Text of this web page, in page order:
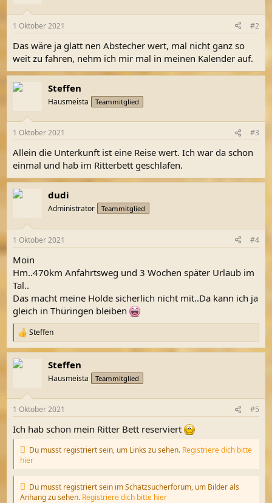
e
:
1 Oktober 2021 #2
Das wäre ja glatt nen Abstecher wert, mal nicht ganz so
weit zu fahren, nehm ich mir mal in meinen Kalender auf.
Steffen
Hausmeista Teammitglied
1 Oktober 2021 #3
Allein die Unterkunft ist eine Reise wert. Ich war da schon
einmal und hab im Ritterbett geschlafen.
dudi
Administrator Teammitglied
1 Oktober 2021 #4
Moin
Hm..470km Anfahrtsweg und 3 Wochen später Urlaub im
Tal..
Das macht meine Holde sicherlich nicht mit..Da kann ich ja
gleich in Thüringen bleiben
R
e
a
k
e
:
Steffen
Steffen
Hausmeista Teammitglied
1 Oktober 2021 #5
Ich hab schon mein Ritter Bett reserviert
Du musst registriert sein, um Links zu sehen. Registriere dich bitte
hier
Du musst registriert sein im Schatzsucherforum, um Bilder als
Anhang zu sehen. Registriere dich bitte hier